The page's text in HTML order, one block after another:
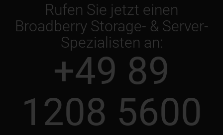
Rufen Sie jetzt einen
Broadberry Storage- & Server-
Spezialisten an:
+49 89
1208 5600